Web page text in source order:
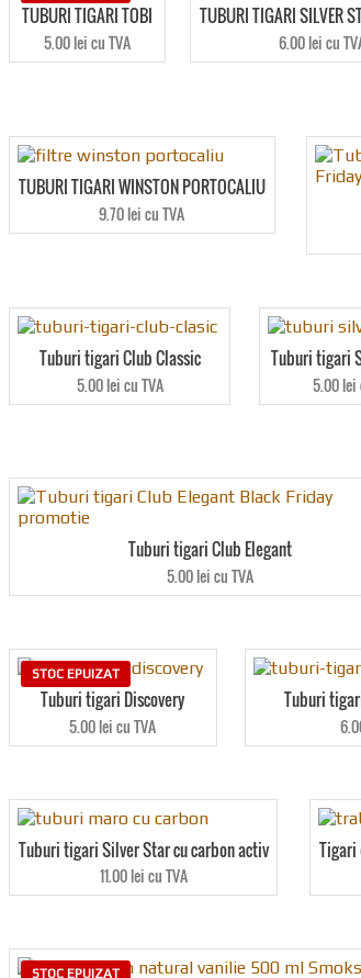
TUBURI TIGARI TOBI
5.00 lei cu TVA
TUBURI TIGARI SILVER
6.00 lei cu
TUBURI TIGARI WINSTON PORTOCALIU
9.70 lei cu TVA
Tuburi tigari Club Classic
5.00 lei cu TVA
Tuburi tigari
5.00 lei
Tuburi tigari Club Elegant
5.00 lei cu TVA
STOC EPUIZAT
Tuburi tigari Discovery
5.00 lei cu TVA
Tuburi
Tuburi tigari Silver Star cu carbon activ
11.00 lei cu TVA
Tigari
STOC EPUIZAT